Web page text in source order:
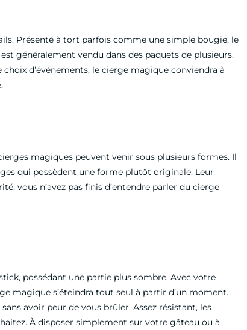
Présenté à tort parfois comme une simple bougie, le
est généralement vendu dans des paquets de plusieurs.
d’événements, le cierge magique conviendra à
magiques peuvent venir sous plusieurs formes. Il
qui possèdent une forme plutôt originale. Leur
vous n’avez pas finis d’entendre parler du cierge
possédant une partie plus sombre. Avec votre
magique s’éteindra tout seul à partir d’un moment.
avoir peur de vous brûler. Assez résistant, les
À disposer simplement sur votre gâteau ou à